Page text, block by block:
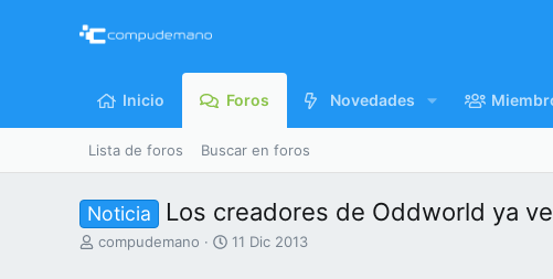
Inicio Foros Novedades
Lista de foros Buscar en foros
Noticia Los creadores de Oddworld ya
Icompudemano
F
11 Dic 2013